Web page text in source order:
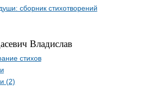
сборник стихотворений
Владислав
стихов
(2)